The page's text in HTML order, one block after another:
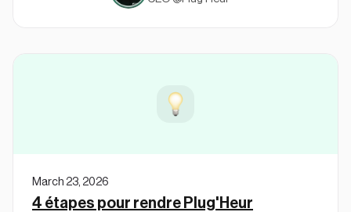
March 23, 2026
4 étapes pour rendre Plug'Heur